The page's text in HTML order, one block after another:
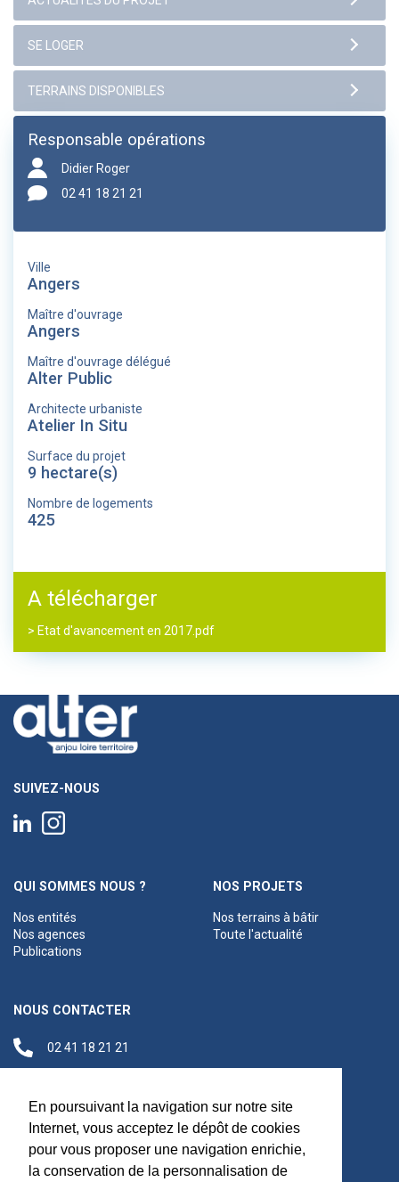
En poursuivant la navigation sur notre site
Internet, vous acceptez le dépôt de cookies
pour vous proposer une navigation enrichie,
la conservation de la personnalisation de
Responsable opérations
Didier Roger
02 41 18 21 21
Ville
Angers
Maître d'ouvrage
Angers
Maître d'ouvrage délégué
Alter Public
Architecte urbaniste
Atelier In Situ
Surface du projet
9 hectare(s)
Nombre de logements
425
A télécharger
> Etat d'avancement en 2017.pdf
SUIVEZ-NOUS
QUI SOMMES NOUS ?
Nos entités
Nos agences
Publications
NOS PROJETS
Nos terrains à bâtir
Toute l'actualité
NOUS CONTACTER
02 41 18 21 21
Siège social
48 C Boulevard du
Maréchal Foch,
49100 Angers